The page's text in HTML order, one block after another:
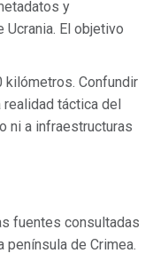
y
Ucrania. El objetivo
kilómetros. Confundir
táctica del
ni a infraestructuras
fuentes consultadas
península de Crimea.